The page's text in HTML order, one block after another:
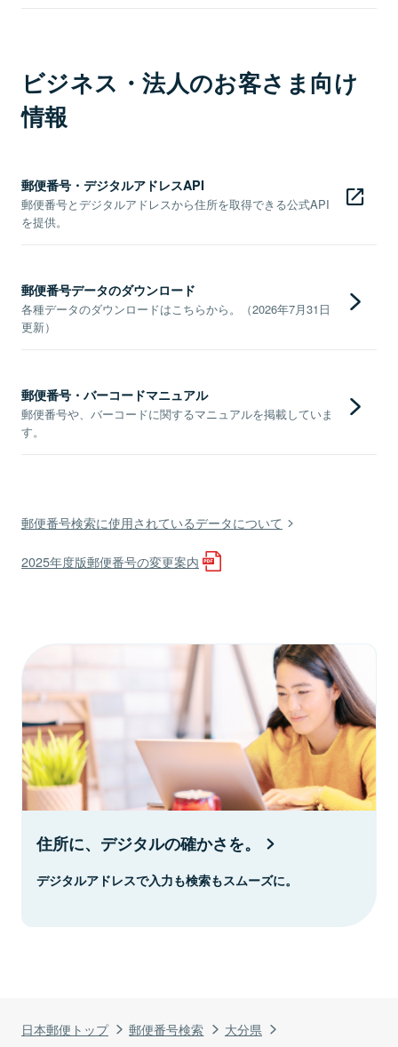
日本郵便トップ 郵便番号検索
大分県
ビジネス・法人のお客さま向け
情報
郵便番号・デジタルアドレスAPI
郵便番号とデジタルアドレスから住所を取得できる公式API
を提供。
郵便番号データのダウンロード
各種データのダウンロードはこちらから。（2026年7月31日
更新）
郵便番号・バーコードマニュアル
郵便番号や、バーコードに関するマニュアルを掲載していま
す。
郵便番号検索に使用されているデータについて
2025年度版郵便番号の変更案内
住所に、デジタルの確かさを。
デジタルアドレスで入力も検索もスムーズに。